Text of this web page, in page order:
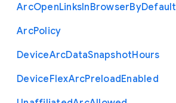
ArcOpenLinksInBrowserByDefault
ArcPolicy
DeviceArcDataSnapshotHours
DeviceFlexArcPreloadEnabled